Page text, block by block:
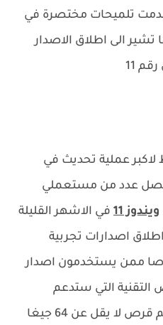
تلميحات مختصرة في
تشير الى اطلاق الاصدار
عملية تحديث في
عدد من مستعملي
ويندوز 11
في الاشهر القليلة
اصدارات تجربية
ممن يستخدمون اصدار
التقنية التي ستدعم
الاصدار الجديد ويندوز 11 حجم قرص لا يقل عن 64 جيغا